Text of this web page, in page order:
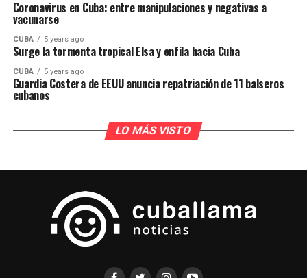
Coronavirus en Cuba: entre manipulaciones y negativas a
vacunarse
CUBA 5 years ago
Surge la tormenta tropical Elsa y enfila hacia Cuba
CUBA 5 years ago
Guardia Costera de EEUU anuncia repatriación de 11 balseros
cubanos
LO MÁS VISTO